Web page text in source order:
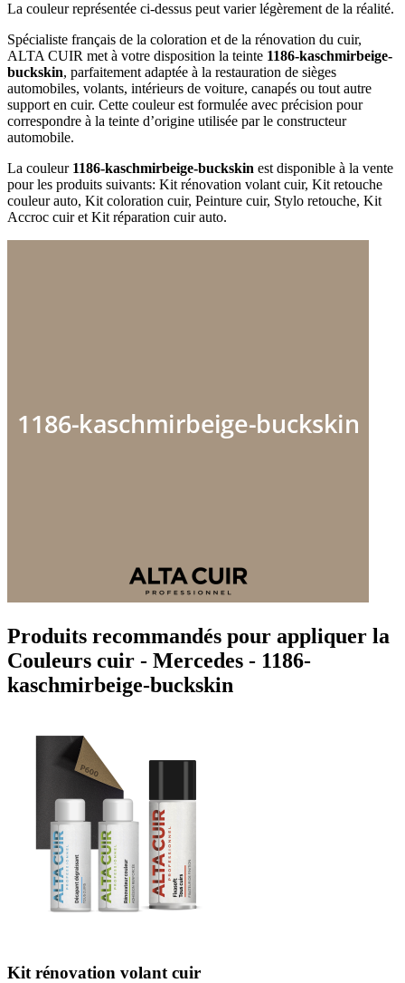
La couleur représentée ci-dessus peut varier légèrement de la réalité.
Spécialiste français de la coloration et de la rénovation du cuir,
ALTA CUIR met à votre disposition la teinte 1186-kaschmirbeige-
buckskin, parfaitement adaptée à la restauration de sièges
automobiles, volants, intérieurs de voiture, canapés ou tout autre
support en cuir. Cette couleur est formulée avec précision pour
correspondre à la teinte d’origine utilisée par le constructeur
automobile.
La couleur 1186-kaschmirbeige-buckskin est disponible à la vente
pour les produits suivants: Kit rénovation volant cuir, Kit retouche
couleur auto, Kit coloration cuir, Peinture cuir, Stylo retouche, Kit
Accroc cuir et Kit réparation cuir auto.
Produits recommandés pour appliquer la
Couleurs cuir - Mercedes - 1186-
kaschmirbeige-buckskin
Kit rénovation volant cuir